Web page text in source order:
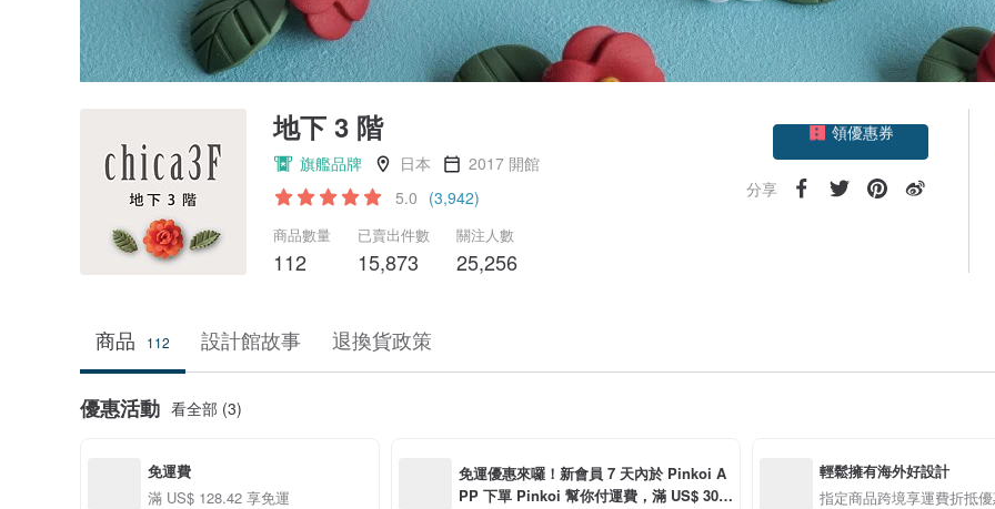
地下 3 階
旗艦品牌 日本
2017 開館
5.0 (3,942)
商品數量
112
已賣出件數
15,873
關注人數
25,256
加入關注
分享
商品 112 設計館故事 退換貨政策
優惠活動 看全部 (3)
免運費
滿 US$ 128.42 享免運
免運優惠來囉！新會員 7 天內於 Pinkoi A
PP 下單 Pinkoi 幫你付運費，滿 US$ 30.0
輕鬆擁有海外好設計
指定商品跨境享運費折抵